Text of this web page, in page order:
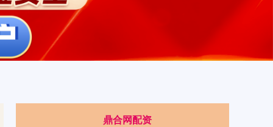
鼎合网配资